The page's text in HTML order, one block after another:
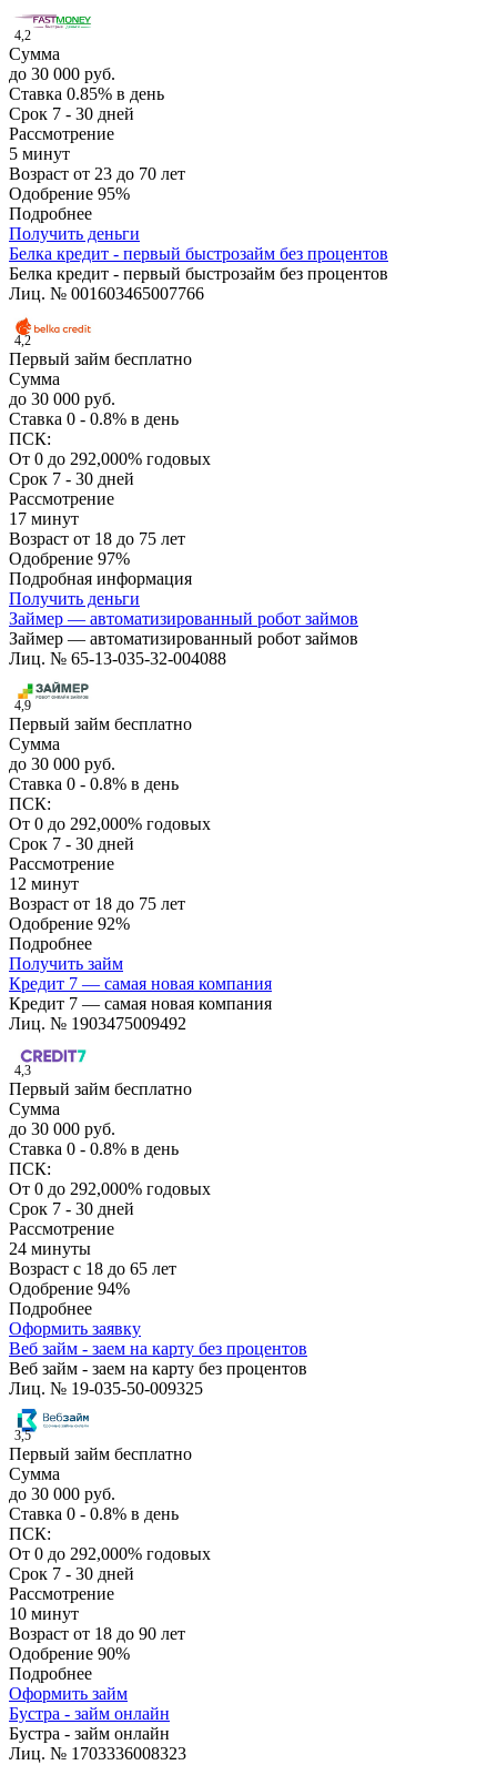
4,2
Сумма
до 30 000 руб.
Ставка 0.85% в день
Срок 7 - 30 дней
Рассмотрение
5 минут
Возраст от 23 до 70 лет
Одобрение 95%
Подробнее
Получить деньги
Белка кредит - первый быстрозайм без процентов
Белка кредит - первый быстрозайм без процентов
Лиц. № 001603465007766
4,2
Первый займ бесплатно
Сумма
до 30 000 руб.
Ставка 0 - 0.8% в день
ПСК:
От 0 до 292,000% годовых
Срок 7 - 30 дней
Рассмотрение
17 минут
Возраст от 18 до 75 лет
Одобрение 97%
Подробная информация
Получить деньги
Займер — автоматизированный робот займов
Займер — автоматизированный робот займов
Лиц. № 65-13-035-32-004088
4,9
Первый займ бесплатно
Сумма
до 30 000 руб.
Ставка 0 - 0.8% в день
ПСК:
От 0 до 292,000% годовых
Срок 7 - 30 дней
Рассмотрение
12 минут
Возраст от 18 до 75 лет
Одобрение 92%
Подробнее
Получить займ
Кредит 7 — самая новая компания
Кредит 7 — самая новая компания
Лиц. № 1903475009492
4,3
Первый займ бесплатно
Сумма
до 30 000 руб.
Ставка 0 - 0.8% в день
ПСК:
От 0 до 292,000% годовых
Срок 7 - 30 дней
Рассмотрение
24 минуты
Возраст с 18 до 65 лет
Одобрение 94%
Подробнее
Оформить заявку
Веб займ - заем на карту без процентов
Веб займ - заем на карту без процентов
Лиц. № 19-035-50-009325
3,5
Первый займ бесплатно
Сумма
до 30 000 руб.
Ставка 0 - 0.8% в день
ПСК:
От 0 до 292,000% годовых
Срок 7 - 30 дней
Рассмотрение
10 минут
Возраст от 18 до 90 лет
Одобрение 90%
Подробнее
Оформить займ
Бустра - займ онлайн
Бустра - займ онлайн
Лиц. № 1703336008323